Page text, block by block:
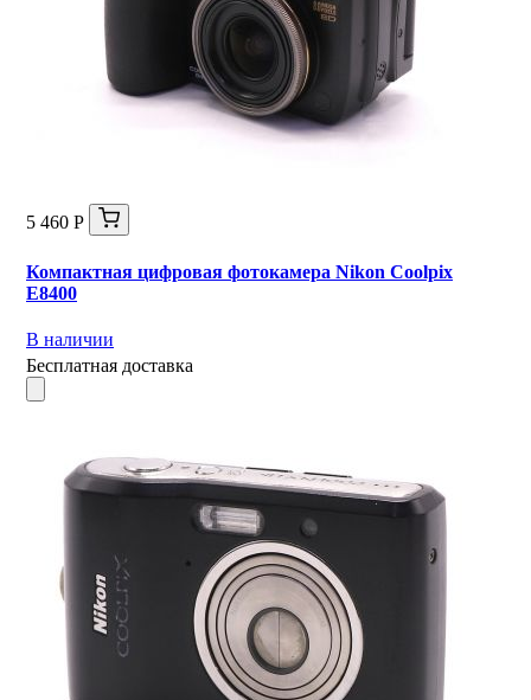
5 460 Р
Компактная цифровая фотокамера Nikon Coolpix
E8400
В наличии
Бесплатная доставка